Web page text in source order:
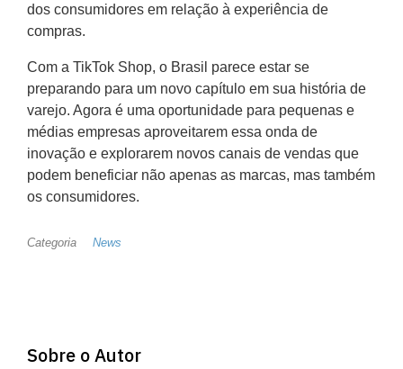
dos consumidores em relação à experiência de
compras.
Com a TikTok Shop, o Brasil parece estar se
preparando para um novo capítulo em sua história de
varejo. Agora é uma oportunidade para pequenas e
médias empresas aproveitarem essa onda de
inovação e explorarem novos canais de vendas que
podem beneficiar não apenas as marcas, mas também
os consumidores.
Categoria News
Sobre o Autor